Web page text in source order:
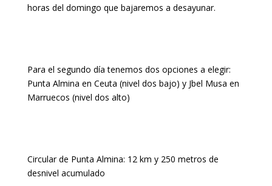
horas del domingo que bajaremos a desayunar.
Para el segundo día tenemos dos opciones a elegir:
Punta Almina en Ceuta (nivel dos bajo) y Jbel Musa en
Marruecos (nivel dos alto)
Circular de Punta Almina: 12 km y 250 metros de
desnivel acumulado